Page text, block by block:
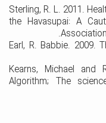
Sterling, R. L. 2011.
the Havasupai: A
Earl, R. Babbie. 2009.
Kearns, Michael and
Algorithm; The